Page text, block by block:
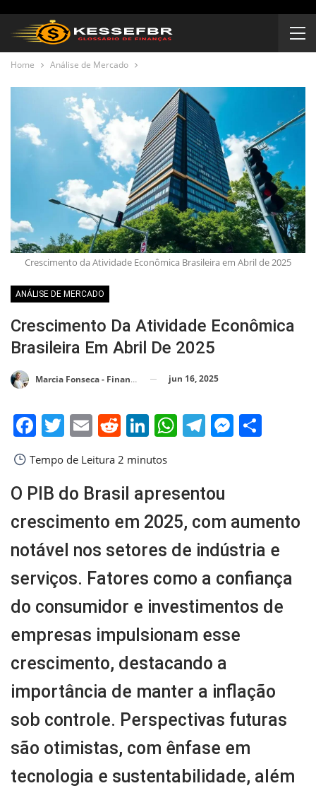
Home Análise de Mercado
Crescimento da Atividade Econômica Brasileira em Abril de 2025
ANÁLISE DE MERCADO
Crescimento Da Atividade Econômica
Brasileira Em Abril De 2025
Marcia Fonseca - Financial Consultant jun 16, 2025
Facebook
Twitter
EmailReddit
LinkedIn
WhatsApp
Telegram
Tempo de Leitura 2 minutos
O PIB do Brasil apresentou
crescimento em 2025, com aumento
notável nos setores de indústria e
serviços. Fatores como a confiança
do consumidor e investimentos de
empresas impulsionam esse
crescimento, destacando a
importância de manter a inflação
sob controle. Perspectivas futuras
são otimistas, com ênfase em
tecnologia e sustentabilidade, além